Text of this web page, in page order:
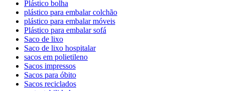
Plástico bolha
plástico para embalar colchão
plástico para embalar móveis
Plástico para embalar sofá
Saco de lixo
Saco de lixo hospitalar
sacos em polietileno
Sacos impressos
Sacos para óbito
Sacos reciclados